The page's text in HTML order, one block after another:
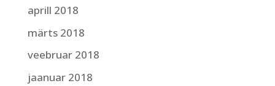
aprill 2018
märts 2018
veebruar 2018
jaanuar 2018